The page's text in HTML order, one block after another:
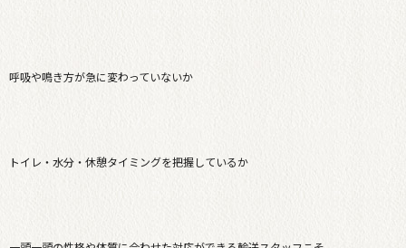
呼吸や鳴き方が急に変わっていないか
トイレ・水分・休憩タイミングを把握しているか